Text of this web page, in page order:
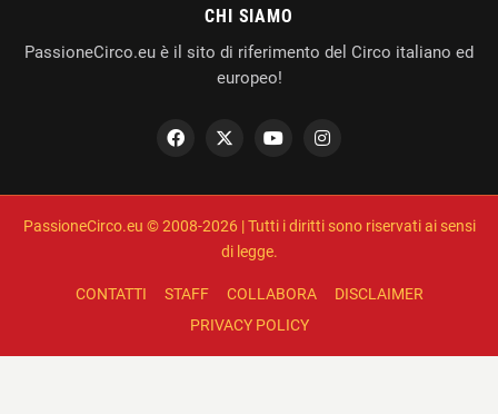
CHI SIAMO
PassioneCirco.eu è il sito di riferimento del Circo italiano ed
europeo!
PassioneCirco.eu © 2008-2026 | Tutti i diritti sono riservati ai sensi
di legge.
CONTATTI STAFF COLLABORA
DISCLAIMER
PRIVACY POLICY